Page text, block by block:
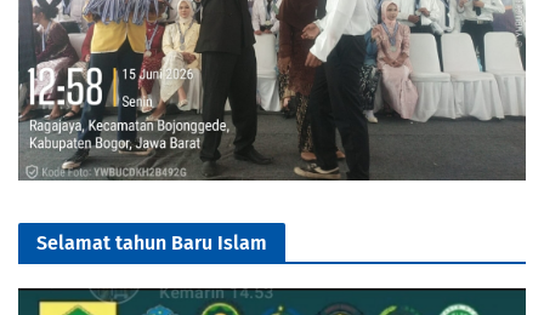
Selamat tahun Baru Islam